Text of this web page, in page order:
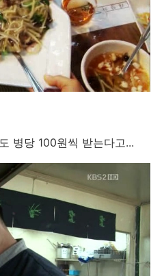
병당 100원씩 받는다고...